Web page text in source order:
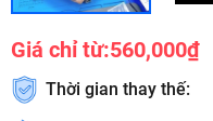
Giá chỉ từ:560,000₫
Thời gian thay thế: